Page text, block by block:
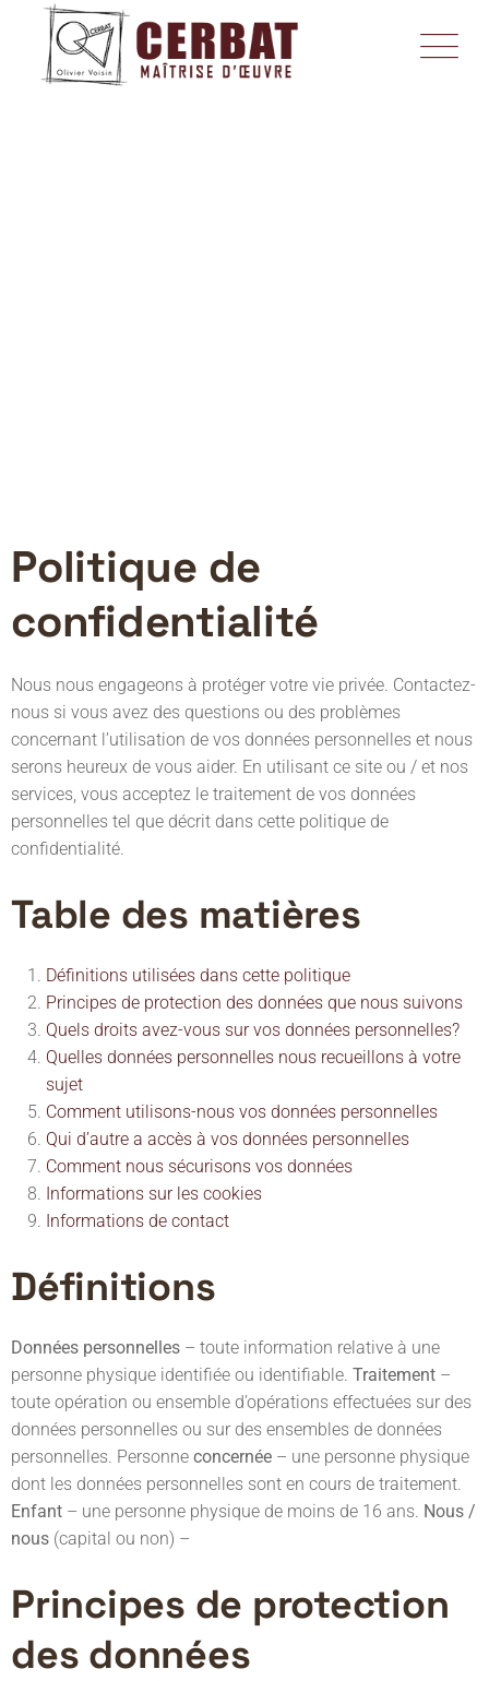
Politique de
confidentialité
Nous nous engageons à protéger votre vie privée. Contactez-
nous si vous avez des questions ou des problèmes
concernant l’utilisation de vos données personnelles et nous
serons heureux de vous aider. En utilisant ce site ou / et nos
services, vous acceptez le traitement de vos données
personnelles tel que décrit dans cette politique de
confidentialité.
Table des matières
Définitions utilisées dans cette politique
Principes de protection des données que nous suivons
Quels droits avez-vous sur vos données personnelles?
Quelles données personnelles nous recueillons à votre
sujet
Comment utilisons-nous vos données personnelles
Qui d’autre a accès à vos données personnelles
Comment nous sécurisons vos données
Informations sur les cookies
Informations de contact
Définitions
Données personnelles – toute information relative à une
personne physique identifiée ou identifiable. Traitement –
toute opération ou ensemble d’opérations effectuées sur des
données personnelles ou sur des ensembles de données
personnelles. Personne concernée – une personne physique
dont les données personnelles sont en cours de traitement.
Enfant – une personne physique de moins de 16 ans. Nous /
nous (capital ou non) –
Principes de protection
des données